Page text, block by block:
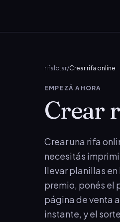
rifalo.ar/Crear rifa online
EMPEZÁ AHORA
Crear
Crear una rifa
necesitás
llevar planillas
premio, ponés el
página de venta
instante, y el